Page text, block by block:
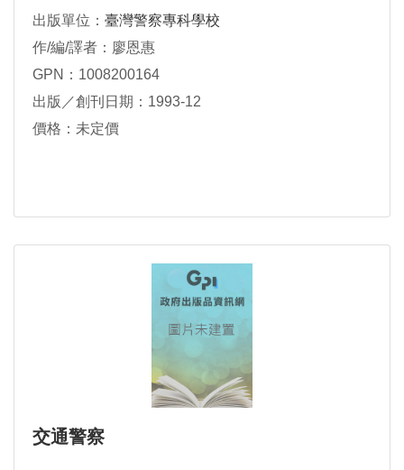
出版單位： 臺灣警察專科學校
作/編/譯者：廖恩惠
GPN：1008200164
出版／創刊日期：1993-12
價格：未定價
交通警察